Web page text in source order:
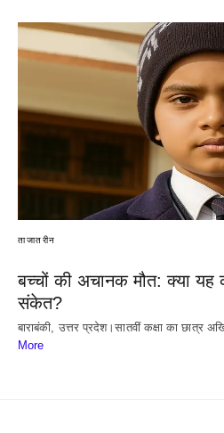
ताजातरीन
बच्चों की अचानक मौत: क्या यह
संकेत?
बाराबंकी, उत्तर प्रदेश।सातवीं कक्षा का छात्र
More